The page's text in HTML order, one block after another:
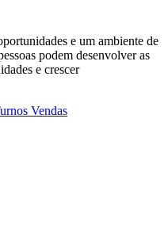
e um ambiente de
podem desenvolver as
e crescer
Vendas